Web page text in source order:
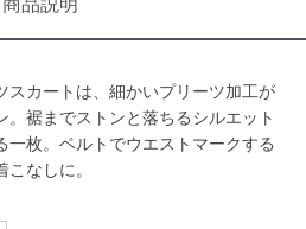
商品説明
スカートは、細かいプリーツ加工が
裾までストンと落ちるシルエット
一枚。ベルトでウエストマークする
なしに。